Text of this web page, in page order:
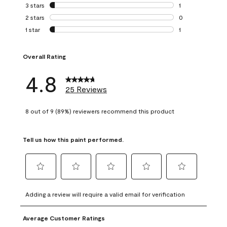
0 reviews with 4
3 stars stars
1
1 review with 3
2 stars stars
0
0 reviews with 2
1 star stars
1
Overall Rating
4.8 25 Reviews
8 out of 9 (89%) reviewers recommend this product
Tell us how this paint performed.
to
rate
the
item
to
rate
the
to
rate
the
item
to
rate
to
rate
Adding a review will require a valid email for verification
Average Customer Ratings